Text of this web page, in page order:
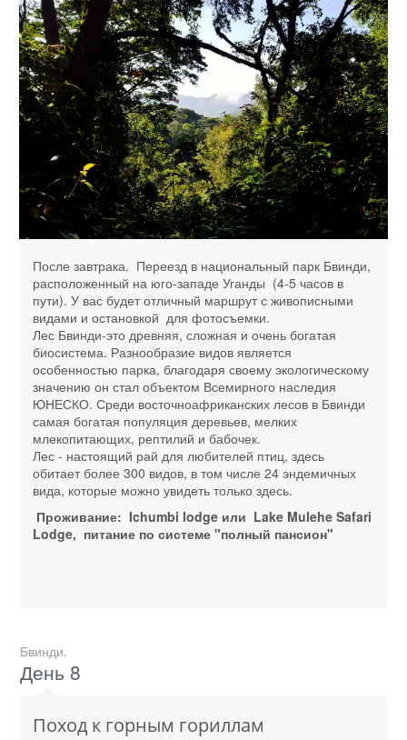
После завтрака. Переезд в национальный парк Бвинди,
расположенный на юго-западе Уганды (4-5 часов в
пути). У вас будет отличный маршрут с живописными
видами и остановкой для фотосъемки.
Лес Бвинди-это древняя, сложная и очень богатая
биосистема. Разнообразие видов является
особенностью парка, благодаря своему экологическому
значению он стал объектом Всемирного наследия
ЮНЕСКО. Среди восточноафриканских лесов в Бвинди
самая богатая популяция деревьев, мелких
млекопитающих, рептилий и бабочек.
Лес - настоящий рай для любителей птиц, здесь
обитает более 300 видов, в том числе 24 эндемичных
вида, которые можно увидеть только здесь.
Проживание: Ichumbi lodge или Lake Mulehe Safari
Lodge, питание по системе "полный пансион"
Бвинди.
День 8
Поход к горным гориллам